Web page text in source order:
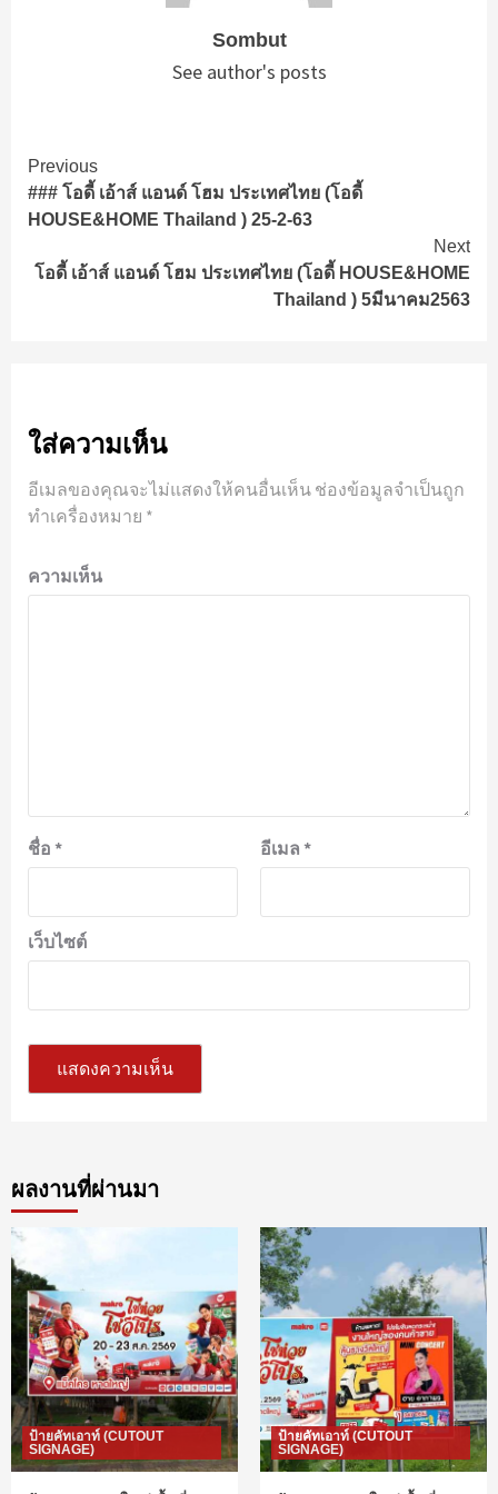
Sombut
See author's posts
Continue
Reading
Previous
### โอดี้ เอ้าส์ แอนด์ โฮม ประเทศไทย (โอดี้
HOUSE&HOME Thailand ) 25-2-63
Next
โอดี้ เอ้าส์ แอนด์ โฮม ประเทศไทย (โอดี้ HOUSE&HOME
Thailand ) 5มีนาคม2563
ใส่ความเห็น
อีเมลของคุณจะไม่แสดงให้คนอื่นเห็น ช่องข้อมูลจำเป็นถูก
ทำเครื่องหมาย *
ความเห็น
ชื่อ * อีเมล *
เว็บไซต์
ผลงานที่ผ่านมา
ป้ายคัทเอาท์ (CUTOUT
SIGNAGE)
ป้ายคัทเอาท์ (CUTOUT
SIGNAGE)